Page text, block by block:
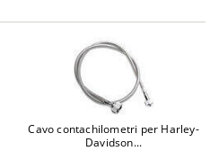
Cavo contachilometri per Harley-
Davidson...